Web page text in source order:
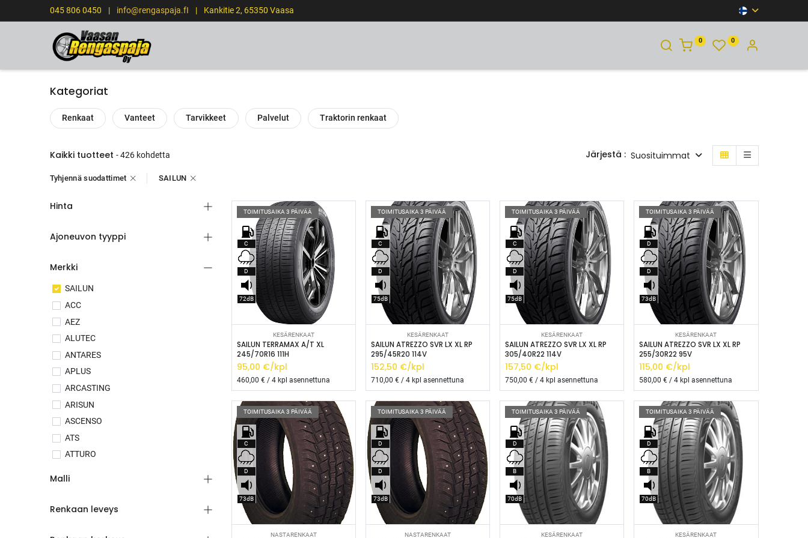
045 806 0450 | info@rengaspaja.fI | Kankitie 2, 65350 Vaasa
0 0
Kategoriat
Renkaat Vanteet Tarvikkeet Palvelut Traktorin renkaat
Kaikki tuotteet - 426 kohdetta Järjestä : Suosituimmat
Tyhjennä suodattimet SAILUN
Hinta
Ajoneuvon tyyppi
Merkki
SAILUN
ACC
AEZ
ALUTEC
ANTARES
APLUS
ARCASTING
ARISUN
ASCENSO
ATS
ATTURO
AVUS
Malli
Renkaan leveys
TOIMITUSAIKA 3 PÄIVÄÄ
C
D
72dB
Lisää ostoskoriin
KESÄRENKAAT
SAILUN TERRAMAX A/T XL
245/70R16 111H
95,00 €/kpl
460,00 € / 4 kpl asennettuna
TOIMITUSAIKA 3 PÄIVÄÄ
C
D
75dB
Lisää ostoskoriin
KESÄRENKAAT
SAILUN ATREZZO SVR LX XL RP
295/45R20 114V
152,50 €/kpl
710,00 € / 4 kpl asennettuna
TOIMITUSAIKA 3 PÄIVÄÄ
C
D
75dB
Lisää ostoskoriin
KESÄRENKAAT
SAILUN ATREZZO SVR LX XL RP
305/40R22 114V
157,50 €/kpl
750,00 € / 4 kpl asennettuna
TOIMITUSAIKA 3 PÄIVÄÄ
D
D
73dB
Lisää ostoskoriin
KESÄRENKAAT
SAILUN ATREZZO SVR LX XL RP
255/30R22 95V
115,00 €/kpl
580,00 € / 4 kpl asennettuna
TOIMITUSAIKA 3 PÄIVÄÄ
C
D
73dB
Lisää ostoskoriin
NASTARENKAAT
TOIMITUSAIKA 3 PÄIVÄÄ
D
D
73dB
Lisää ostoskoriin
NASTARENKAAT
TOIMITUSAIKA 3 PÄIVÄÄ
D
B
70dB
Lisää ostoskoriin
KESÄRENKAAT
TOIMITUSAIKA 3 PÄIVÄÄ
D
B
70dB
Lisää ostoskoriin
KESÄRENKAAT